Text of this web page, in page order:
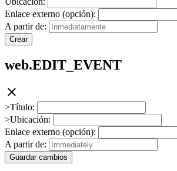
Enlace externo (opción):
A partir de:
Crear
web.EDIT_EVENT
>Título:
>Ubicación:
Enlace externo (opción):
A partir de:
Guardar cambios